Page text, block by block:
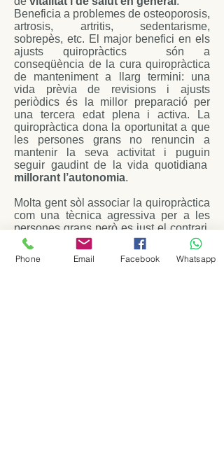
Beneficia a problemes de osteoporosis,
artrosis, artritis, sedentarisme,
sobrepès, etc. El major benefici en els
ajusts quiropràctics són a
conseqüència de la cura quiropràctica
de manteniment a llarg termini: una
vida prèvia de revisions i ajusts
periòdics és la millor preparació per
una tercera edat plena i activa. La
quiropràctica dona la oportunitat a que
les persones grans no renuncin a
mantenir la seva activitat i puguin
seguir gaudint de la vida quotidiana
millorant l’autonomia.
Molta gent sòl associar la quiropràctica
com una tècnica agressiva per a les
persones grans però es just el contrari.
La quiropràctica té un enfocament més
conservador que altres tractaments
amb medicació o la cirurgia, i a més
Phone Email Facebook Whatsapp